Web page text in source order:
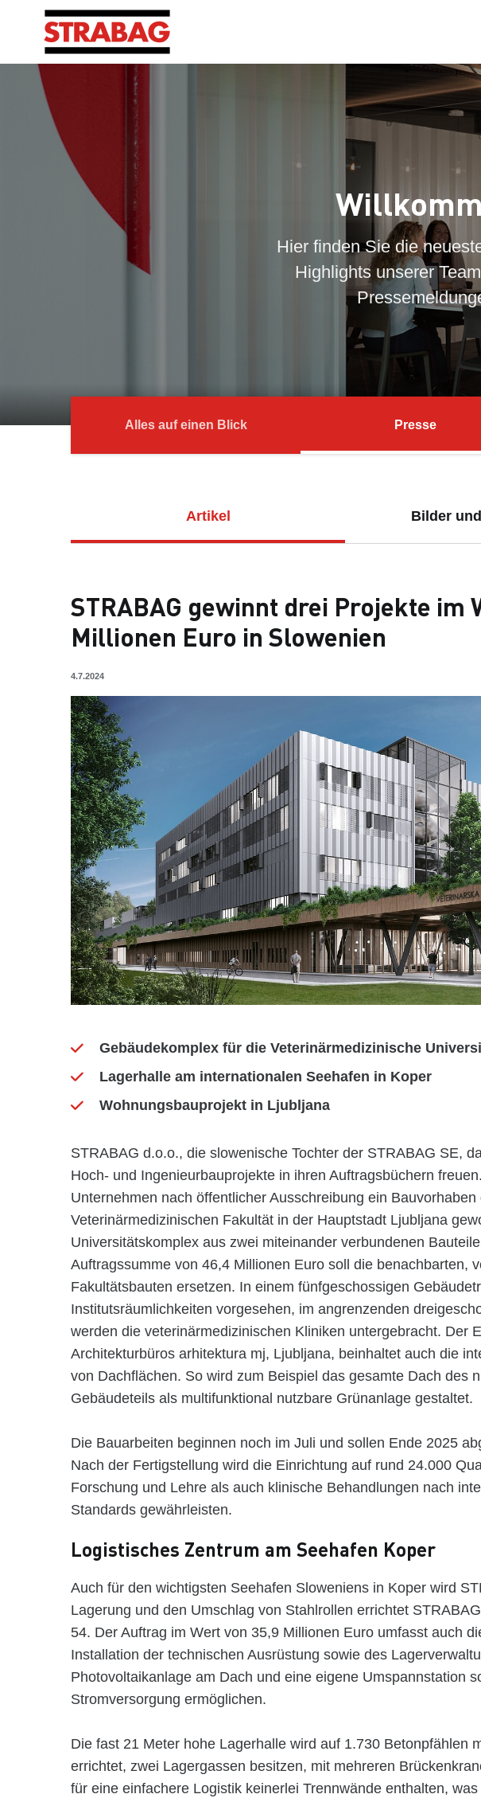
Hier finden Sie die
Highlights unserer
Alles auf einen Blick Presse
Artikel Bilder
STRABAG gewinnt drei Projekte im
Millionen Euro in Slowenien
4.7.2024
Gebäudekomplex für die Veterinärmedizinische
Lagerhalle am internationalen Seehafen in Koper
Wohnungsbauprojekt in Ljubljana
STRABAG d.o.o., die slowenische Tochter der STRABAG SE,
Hoch- und Ingenieurbauprojekte in ihren Auftragsbüchern
Unternehmen nach öffentlicher Ausschreibung ein Bauvorhaben
Veterinärmedizinischen Fakultät in der Hauptstadt Ljubljana
Universitätskomplex aus zwei miteinander verbundenen
Auftragssumme von 46,4 Millionen Euro soll die benachbarten,
Fakultätsbauten ersetzen. In einem fünfgeschossigen
Institutsräumlichkeiten vorgesehen, im angrenzenden
werden die veterinärmedizinischen Kliniken untergebracht. Der
Architekturbüros arhitektura mj, Ljubljana, beinhaltet auch die
von Dachflächen. So wird zum Beispiel das gesamte Dach des
Gebäudeteils als multifunktional nutzbare Grünanlage gestaltet.
Die Bauarbeiten beginnen noch im Juli und sollen Ende 2025
Nach der Fertigstellung wird die Einrichtung auf rund 24.000
Forschung und Lehre als auch klinische Behandlungen nach
Standards gewährleisten.
Logistisches Zentrum am Seehafen Koper
Auch für den wichtigsten Seehafen Sloweniens in Koper wird
Lagerung und den Umschlag von Stahlrollen errichtet
54. Der Auftrag im Wert von 35,9 Millionen Euro umfasst auch
Installation der technischen Ausrüstung sowie des
Photovoltaikanlage am Dach und eine eigene Umspannstation
Stromversorgung ermöglichen.
Die fast 21 Meter hohe Lagerhalle wird auf 1.730 Betonpfählen
errichtet, zwei Lagergassen besitzen, mit mehreren
für eine einfachere Logistik keinerlei Trennwände enthalten,